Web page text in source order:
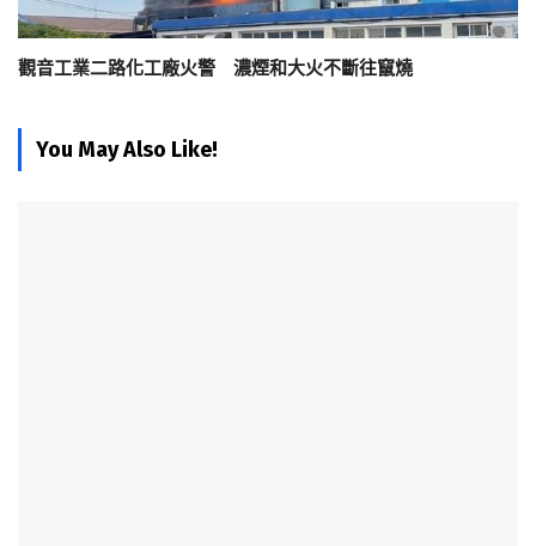
觀音工業二路化工廠火警 濃煙和大火不斷往竄燒
You May Also Like!